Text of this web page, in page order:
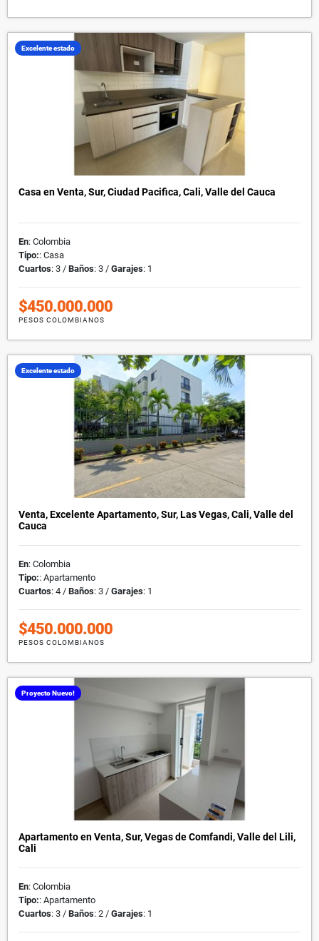
Excelente estado
Casa en Venta, Sur, Ciudad Pacifica, Cali, Valle del Cauca
En: Colombia
Tipo:: Casa
Cuartos: 3 / Baños: 3 / Garajes: 1
$450.000.000
PESOS COLOMBIANOS
Excelente estado
Venta, Excelente Apartamento, Sur, Las Vegas, Cali, Valle del
Cauca
En: Colombia
Tipo:: Apartamento
Cuartos: 4 / Baños: 3 / Garajes: 1
$450.000.000
PESOS COLOMBIANOS
Proyecto Nuevo!
Apartamento en Venta, Sur, Vegas de Comfandi, Valle del Lili,
Cali
En: Colombia
Tipo:: Apartamento
Cuartos: 3 / Baños: 2 / Garajes: 1